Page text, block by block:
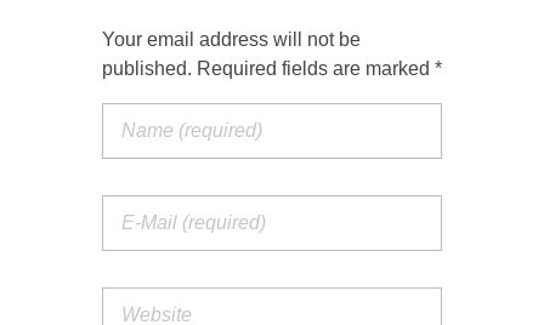
Your email address will not be
published. Required fields are marked *